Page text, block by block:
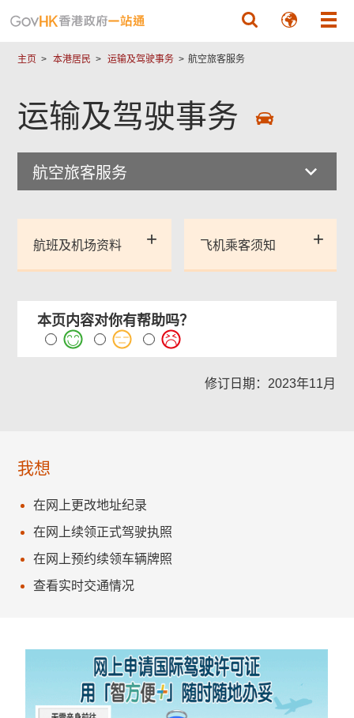
主页 本港居民 运输及驾驶事务 航空旅客服务
运输及驾驶事务
航空旅客服务
航班及机场资料 飞机乘客须知
本页内容对你有帮助吗？
修订日期：2023年11月
我想
在网上更改地址纪录
在网上续领正式驾驶执照
在网上预约续领车辆牌照
查看实时交通情况